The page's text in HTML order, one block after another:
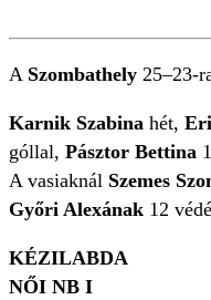
A Szombathely 25–23-
Karnik Szabina hét,
góllal, Pásztor Bettina
A vasiaknál Szemes
Győri Alexának 12
KÉZILABDA
NŐI NB I